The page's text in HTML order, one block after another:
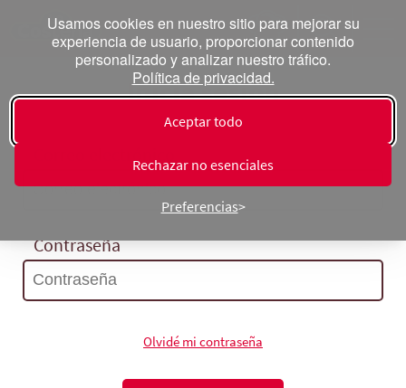
Usamos cookies en nuestro sitio para mejorar su
experiencia de usuario, proporcionar contenido
personalizado y analizar nuestro tráfico.
Política de privacidad.
Aceptar todo
Rechazar no esenciales
Preferencias
Inicia sesión
Contraseña
Olvidé mi contraseña